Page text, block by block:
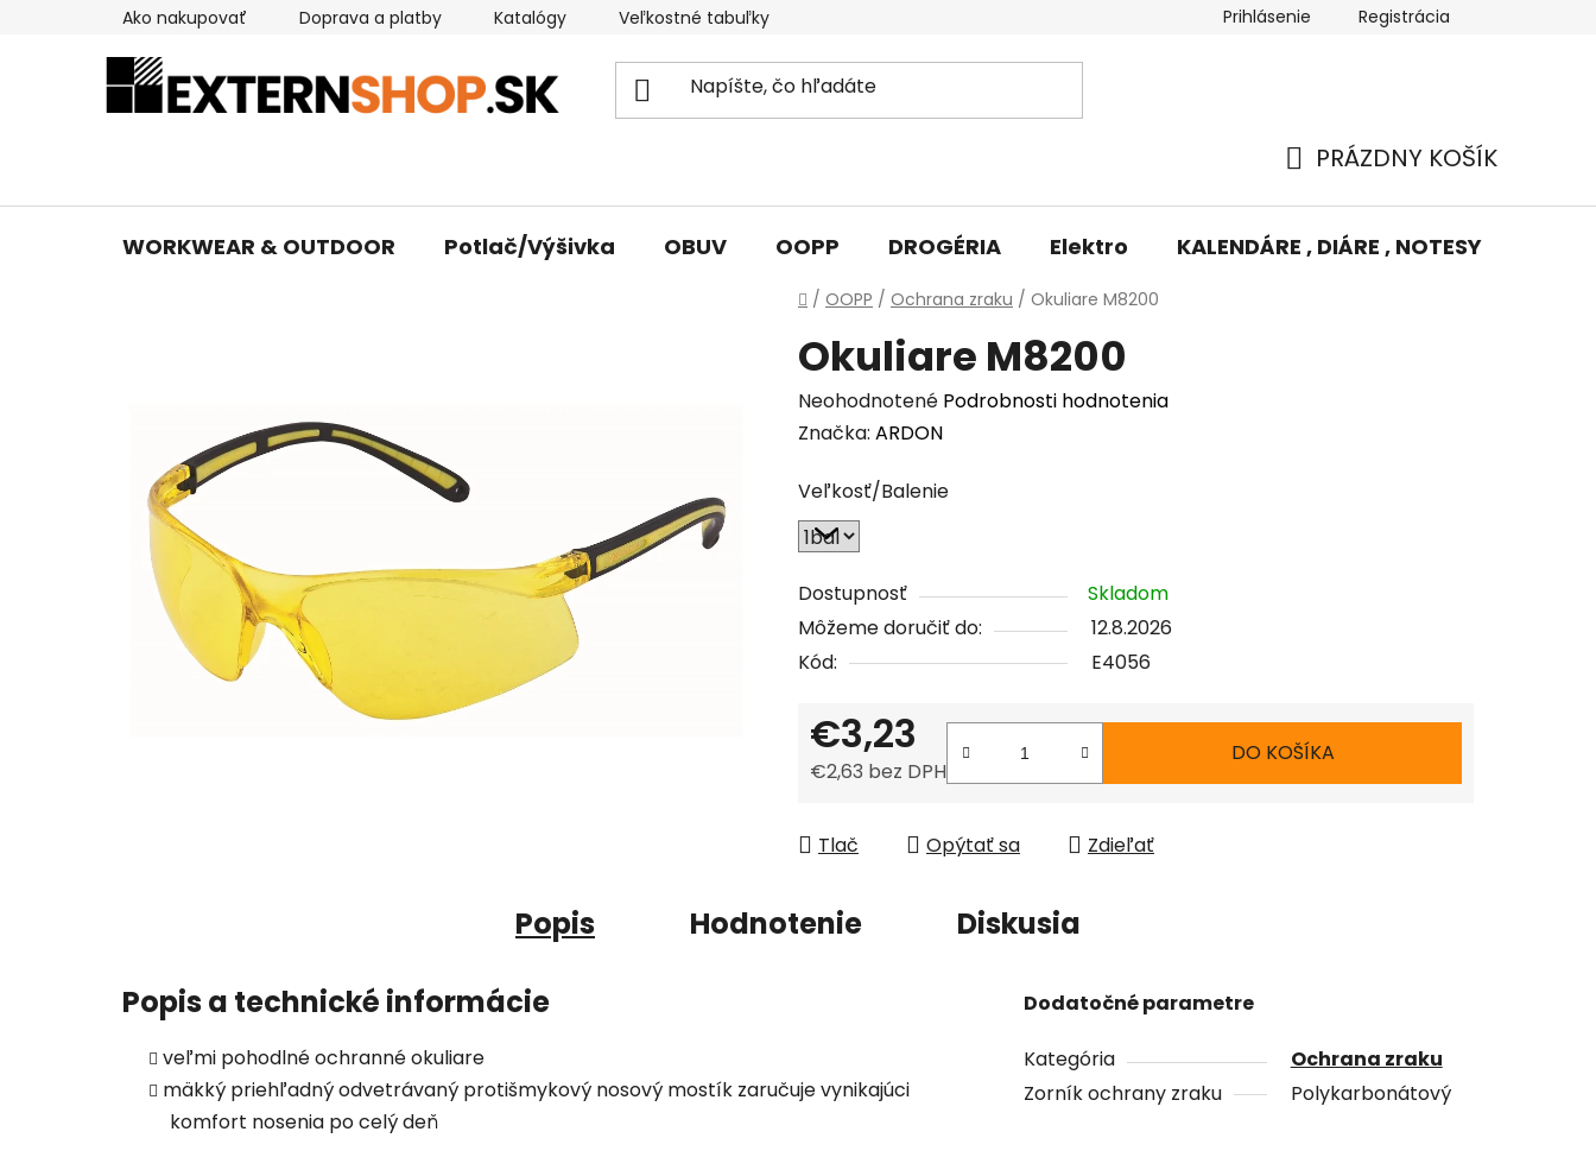
Ako nakupovať Doprava a platby Katalógy Veľkostné tabuľky Výmena tovaru Odstúpenie od
Prihlásenie Registrácia
KOŠÍK
PRÁZDNY KOŠÍK
WORKWEAR & OUTDOOR Potlač/Výšivka OBUV OOPP DROGÉRIA Elektro KALENDÁRE , DIÁRE , NOTESY
Domov
/ OOPP / Ochrana zraku / Okuliare M8200
Okuliare M8200
Priemerné
hodnotenie
je
0,0
z
5
hviezdičiek.
Neohodnotené Podrobnosti hodnotenia
Značka: ARDON
Veľkosť/Balenie
Dostupnosť
Skladom
Môžeme doručiť do:
12.8.2026
Kód:
E4056
€3,23
€2,63 bez DPH
DO KOŠÍKA
Tlač Opýtať sa Zdieľať
Popis Hodnotenie
Diskusia
Popis a technické informácie
veľmi pohodlné ochranné okuliare
mäkký priehľadný odvetrávaný protišmykový nosový mostík zaručuje vynikajúci
komfort nosenia po celý deň
Dodatočné parametre
Kategória
Ochrana zraku
Zorník ochrany zraku
Polykarbonátový